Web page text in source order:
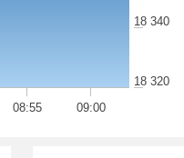
08:55 09:00
18 320
18 340